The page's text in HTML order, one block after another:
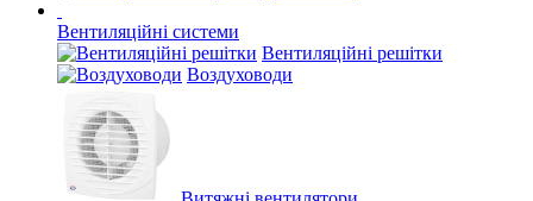
Вентиляційні системи
Вентиляційні решітки
Воздуховоди